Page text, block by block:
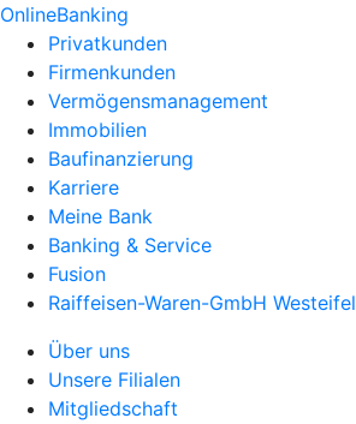
OnlineBanking
Privatkunden
Firmenkunden
Vermögensmanagement
Immobilien
Baufinanzierung
Karriere
Meine Bank
Banking & Service
Fusion
Raiffeisen-Waren-GmbH Westeifel
Über uns
Unsere Filialen
Mitgliedschaft